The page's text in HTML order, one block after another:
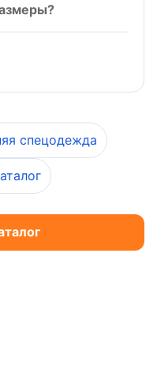
спецодежда